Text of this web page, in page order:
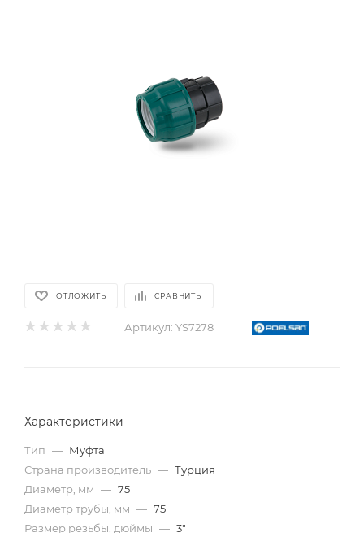
ОТЛОЖИТЬ СРАВНИТЬ
Артикул: YS7278
Характеристики
Тип — Муфта
Страна производитель — Турция
Диаметр, мм — 75
Диаметр трубы, мм — 75
Размер резьбы, дюймы — 3"